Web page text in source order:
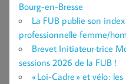
Bourg-en-Bresse
La FUB publie son
professionnelle femme/
Brevet Initiateur·trice
sessions 2026 de la FUB !
« Loi-Cadre » et vélo :